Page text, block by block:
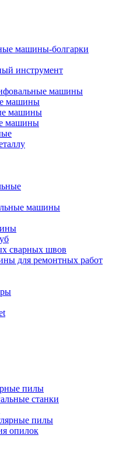
машины-болгарки
инструмент
машины
машины
машины
машины
машины
сварных швов
для ремонтных работ
пилы
станки
пилы
опилок